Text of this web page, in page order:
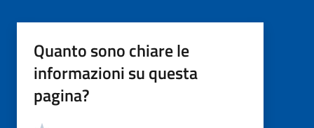
Quanto sono chiare le
informazioni su questa
pagina?